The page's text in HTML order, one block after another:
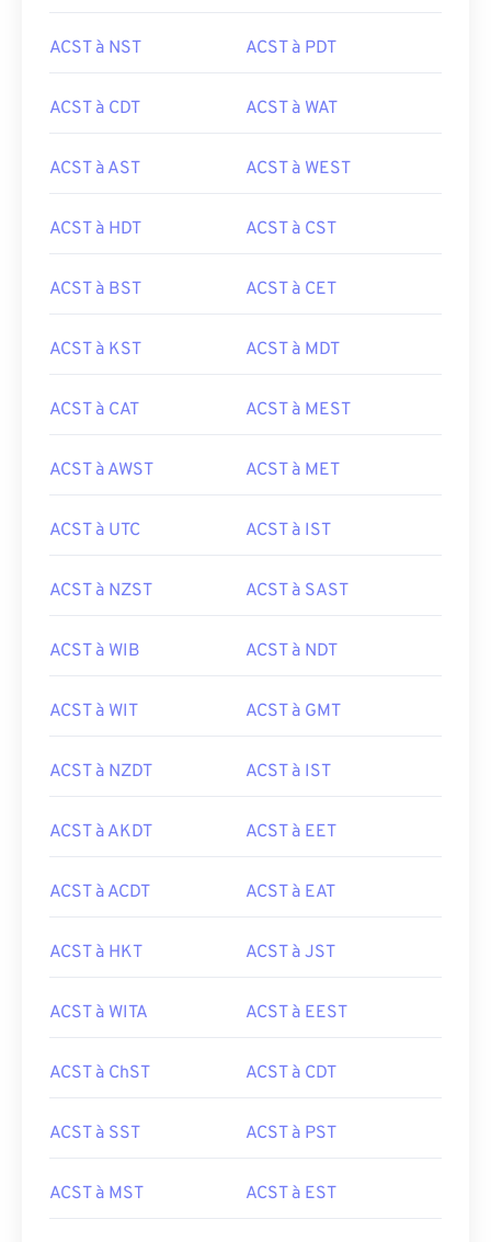
ACST à NST ACST à PDT
ACST à CDT ACST à WAT
ACST à AST ACST à WEST
ACST à HDT ACST à CST
ACST à BST ACST à CET
ACST à KST ACST à MDT
ACST à CAT ACST à MEST
ACST à AWST ACST à MET
ACST à UTC ACST à IST
ACST à NZST ACST à SAST
ACST à WIB ACST à NDT
ACST à WIT ACST à GMT
ACST à NZDT ACST à IST
ACST à AKDT ACST à EET
ACST à ACDT ACST à EAT
ACST à HKT ACST à JST
ACST à WITA ACST à EEST
ACST à ChST ACST à CDT
ACST à SST ACST à PST
ACST à MST ACST à EST